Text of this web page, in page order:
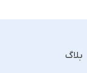
بلاگ